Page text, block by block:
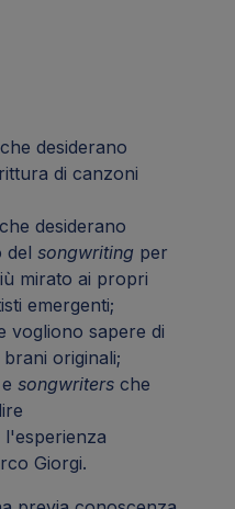
desiderano
di canzoni
desiderano
del songwriting per
mirato ai propri
emergenti;
vogliono sapere di
originali;
songwriters che
Giorgi.